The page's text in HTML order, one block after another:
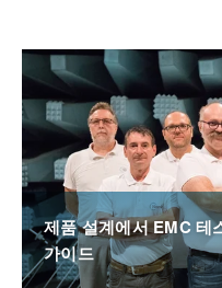
제품 설계에서 EMC 테
가이드